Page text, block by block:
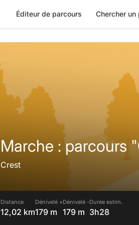
Éditeur de parcours Chercher un
Marche : parcours
Crest
Distance
12,02 km
Dénivelé +
179 m
Dénivelé -
179 m
Durée estim.
3h28